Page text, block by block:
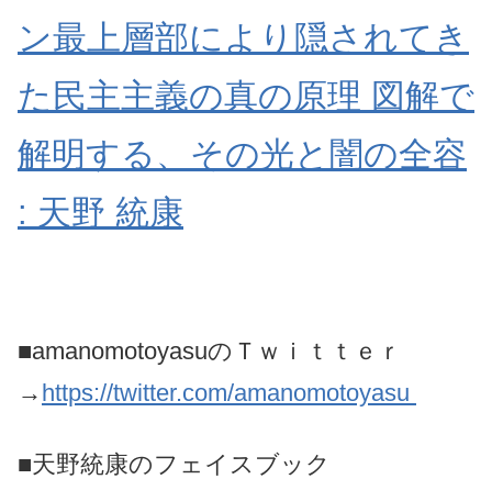
ン最上層部により隠されてき
た民主主義の真の原理 図解で
解明する、その光と闇の全容
: 天野 統康
■amanomotoyasuのＴｗｉｔｔｅｒ
→ https://twitter.com/amanomotoyasu
■天野統康のフェイスブック